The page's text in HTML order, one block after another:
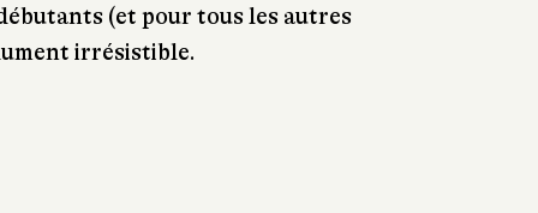
(et pour tous les autres
irrésistible.